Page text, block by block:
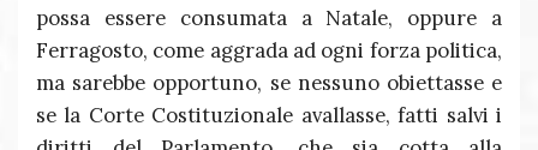
possa essere consumata a Natale, oppure a
Ferragosto, come aggrada ad ogni forza politica,
ma sarebbe opportuno, se nessuno obiettasse e
se la Corte Costituzionale avallasse, fatti salvi i